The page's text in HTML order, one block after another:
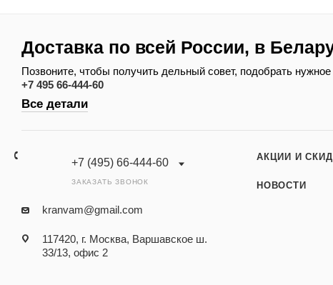
Доставка по всей России, в
Позвоните, чтобы получить дельный совет, подобрать
+7 495 66-444-60
Все детали
+7 (495) 66-444-60
ЗАКАЗАТЬ ЗВОНОК
kranvam@gmail.com
117420, г. Москва, Варшавское ш.
33/13, офис 2
АКЦИИ И
НОВОСТИ